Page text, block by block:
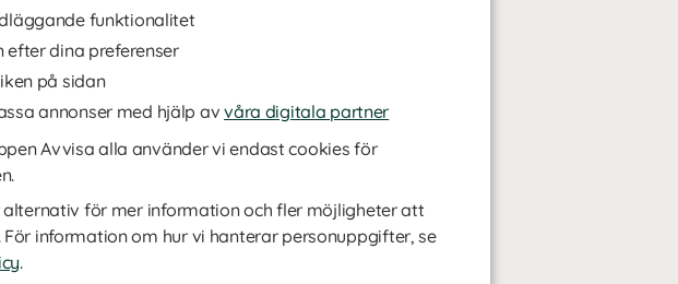
funktionalitet
efter dina preferenser
på sidan
annonser med hjälp avvåra digitala partner
Avvisa alla använder vi endast cookies för
alternativ för mer information och fler möjligheter att
information om hur vi hanterar personuppgifter, se
.